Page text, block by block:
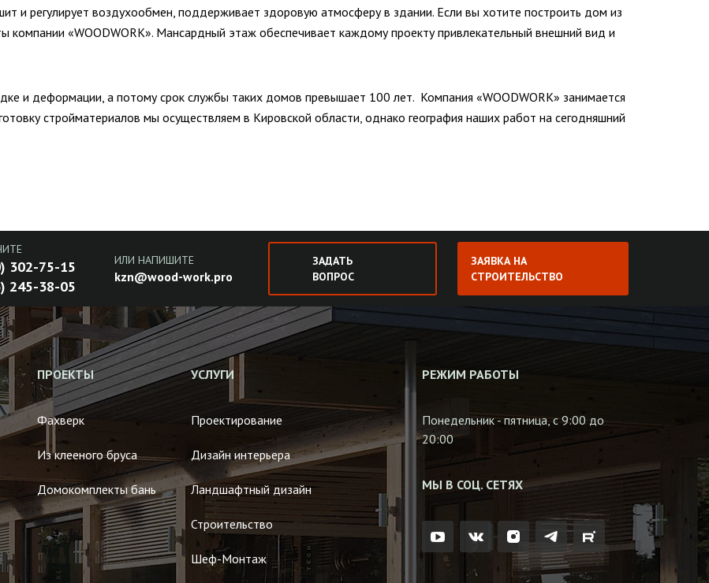
и регулирует воздухообмен, поддерживает здоровую атмосферу в здании. Если вы хотите построить дом из
компании «WOODWORK». Мансардный этаж обеспечивает каждому проекту привлекательный внешний вид и
и деформации, а потому срок службы таких домов превышает 100 лет. Компания «WOODWORK» занимается
стройматериалов мы осуществляем в Кировской области, однако география наших работ на сегодняшний
302-75-15
245-38-05
ИЛИ НАПИШИТЕ
kzn@wood-work.pro
ЗАДАТЬ
ВОПРОС
ЗАЯВКА НА
СТРОИТЕЛЬСТВО
ПРОЕКТЫ
Фахверк
Из клееного бруса
Домокомплекты бань
УСЛУГИ
Проектирование
Дизайн интерьера
Ландшафтный дизайн
Строительство
Шеф-Монтаж
РЕЖИМ РАБОТЫ
Понедельник - пятница, с 9:00 до
20:00
МЫ В СОЦ. СЕТЯХ